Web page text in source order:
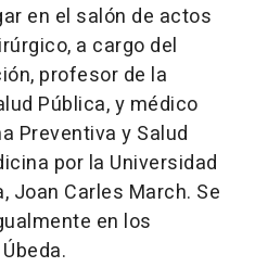
en el salón de actos
a cargo del
profesor de la
Pública, y médico
Preventiva y Salud
por la Universidad
Joan Carles March. Se
en los